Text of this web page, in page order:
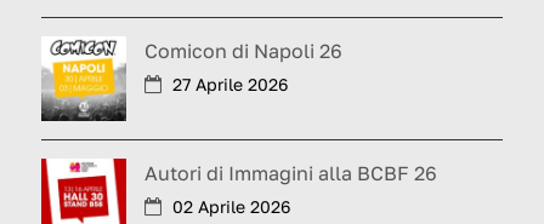
Comicon di Napoli 26
27 Aprile 2026
Autori di Immagini alla BCBF 26
02 Aprile 2026